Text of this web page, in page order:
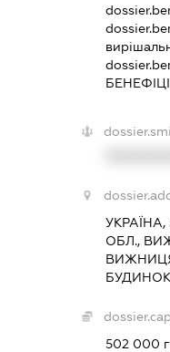
УКРАЇНА,
ОБЛ.,
БУДИНОК
502 000